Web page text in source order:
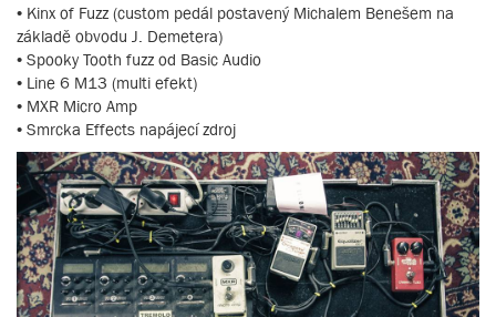
• Kinx of Fuzz (custom pedál postavený Michalem Benešem na
základě obvodu J. Demetera)
• Spooky Tooth fuzz od Basic Audio
• Line 6 M13 (multi efekt)
• MXR Micro Amp
• Smrcka Effects napájecí zdroj